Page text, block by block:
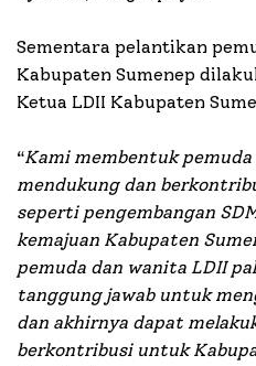
Sementara pelantikan
Kabupaten Sumenep
Ketua LDII Kabupaten
“Kami membentuk
mendukung dan
seperti pengembangan
kemajuan Kabupaten
pemuda dan wanita LDII
tanggung jawab untuk
dan akhirnya dapat
berkontribusi untuk